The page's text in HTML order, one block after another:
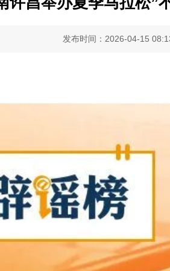
发布时间：2026-04-15